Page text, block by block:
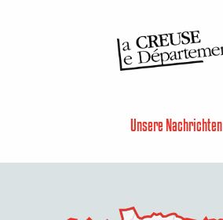
Unsere Nachrichten